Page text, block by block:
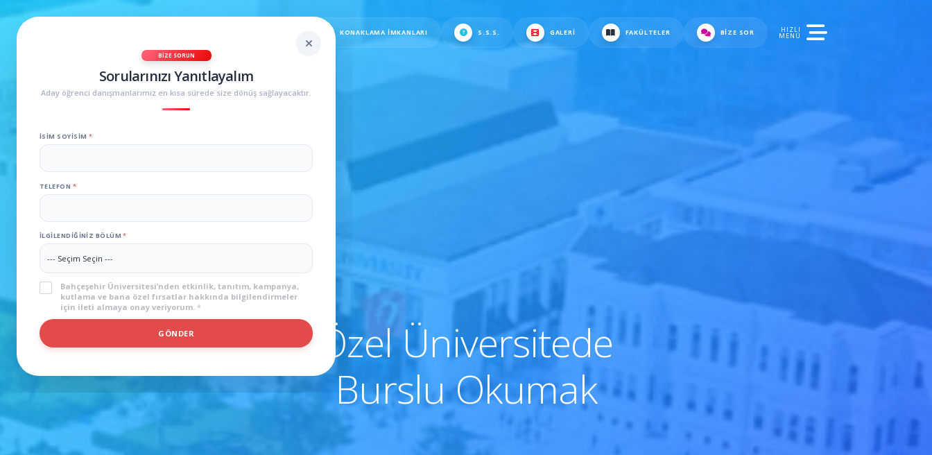
KONAKLAMA İMKANLARI S.S.S. GALERI FAKÜLTELER BIZE SOR HIZLI
MENÜ
BIZE SORUN
Sorularınızı Yanıtlayalım
Aday öğrenci danışmanlarımız en kısa sürede size dönüş sağlayacaktır.
İSIM SOYISIM *
TELEFON *
İLGILENDIĞINIZ BÖLÜM*
KVKK*
Bahçeşehir Üniversitesi’nden etkinlik, tanıtım, kampanya,
kutlama ve bana özel fırsatlar hakkında bilgilendirmeler
için ileti almaya onay veriyorum. *
I
D
GÖNDER
Özel Üniversitede
Burslu Okumak